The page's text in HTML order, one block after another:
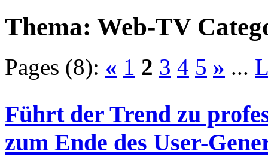
Thema: Web-TV
Pages (8): « 1 2 3 4 5 » ...
Führt der Trend zu
zum Ende des User-